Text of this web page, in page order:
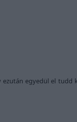
egyedül el tudd